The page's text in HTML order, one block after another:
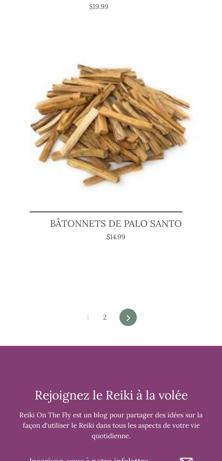
$19.99
BÂTONNETS DE PALO SANTO
$14.99
1 2 Suivant
Rejoignez le Reiki à la volée
Reiki On The Fly est un blog pour partager des idées sur la
façon d'utiliser le Reiki dans tous les aspects de votre vie
quotidienne.
Inscrivez-